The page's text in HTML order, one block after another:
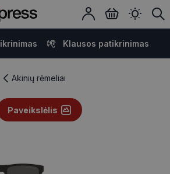
Klausos patikrinimas
Akinių rėmeliai
Paveikslėlis